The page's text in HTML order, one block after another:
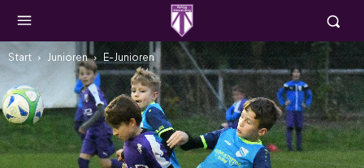
Start Junioren E-Junioren